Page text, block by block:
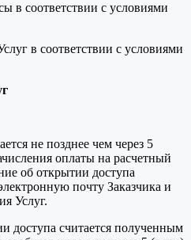
соответствии с условиями
в соответствии с условиями
не позднее чем через 5
оплаты на расчетный
об открытии доступа
почту Заказчика и
Услуг.
доступа считается полученным